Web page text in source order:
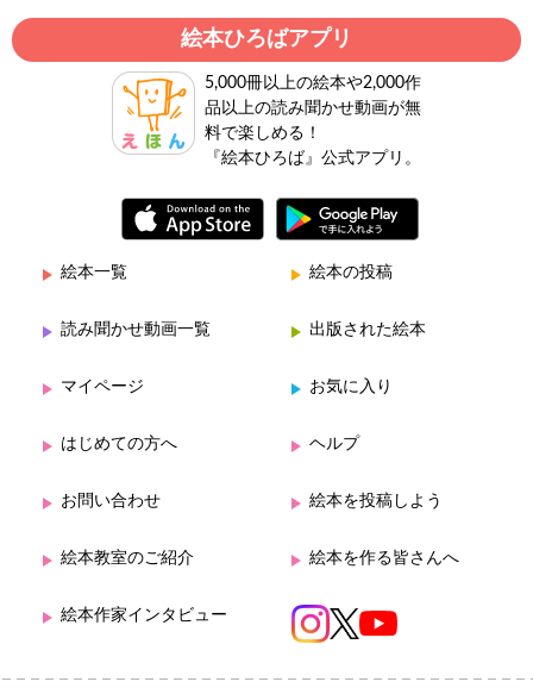
絵本ひろばアプリ
5,000冊以上の絵本や2,000作
品以上の読み聞かせ動画が無
料で楽しめる！
『絵本ひろば』公式アプリ。
絵本一覧 絵本の投稿
読み聞かせ動画一覧 出版された絵本
マイページ お気に入り
はじめての方へ ヘルプ
お問い合わせ 絵本を投稿しよう
絵本教室のご紹介 絵本を作る皆さんへ
絵本作家インタビュー